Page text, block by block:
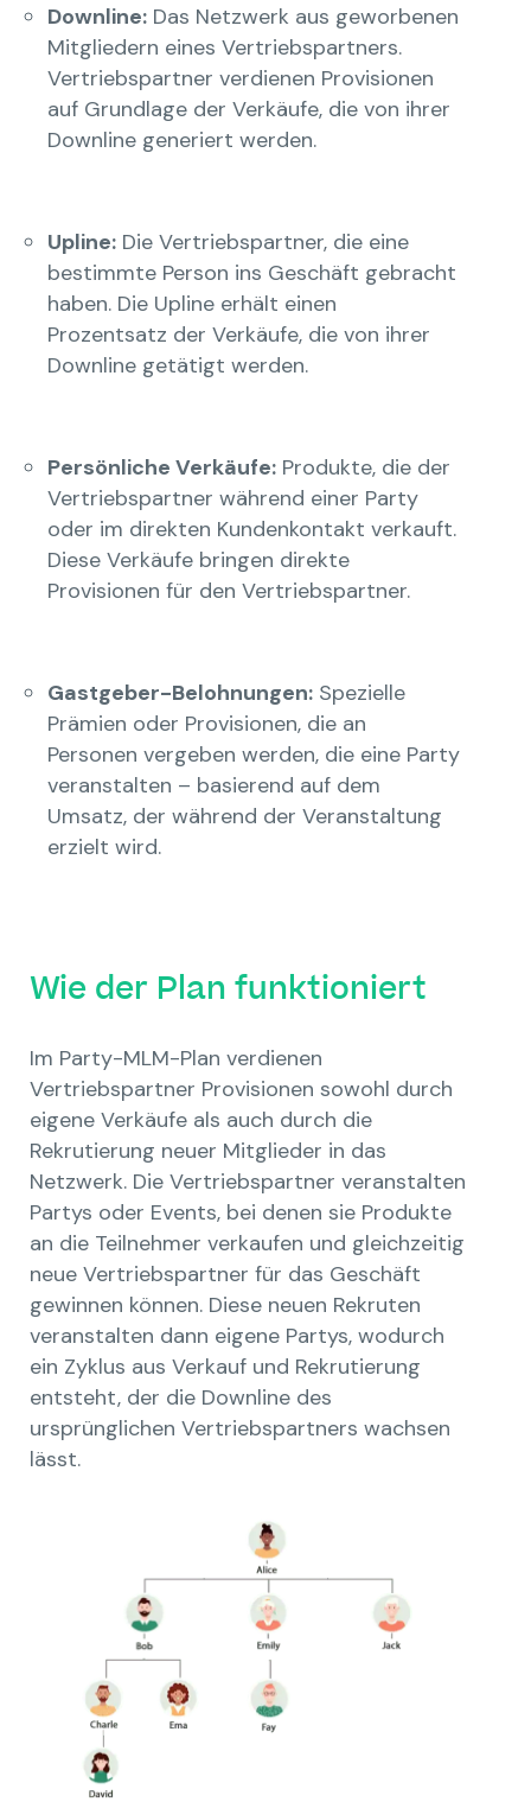
Downline: Das Netzwerk aus geworbenen
Mitgliedern eines Vertriebspartners.
Vertriebspartner verdienen Provisionen
auf Grundlage der Verkäufe, die von ihrer
Downline generiert werden.
Upline: Die Vertriebspartner, die eine
bestimmte Person ins Geschäft gebracht
haben. Die Upline erhält einen
Prozentsatz der Verkäufe, die von ihrer
Downline getätigt werden.
Persönliche Verkäufe: Produkte, die der
Vertriebspartner während einer Party
oder im direkten Kundenkontakt verkauft.
Diese Verkäufe bringen direkte
Provisionen für den Vertriebspartner.
Gastgeber-Belohnungen: Spezielle
Prämien oder Provisionen, die an
Personen vergeben werden, die eine Party
veranstalten – basierend auf dem
Umsatz, der während der Veranstaltung
erzielt wird.
Wie der Plan funktioniert
Im Party-MLM-Plan verdienen
Vertriebspartner Provisionen sowohl durch
eigene Verkäufe als auch durch die
Rekrutierung neuer Mitglieder in das
Netzwerk. Die Vertriebspartner veranstalten
Partys oder Events, bei denen sie Produkte
an die Teilnehmer verkaufen und gleichzeitig
neue Vertriebspartner für das Geschäft
gewinnen können. Diese neuen Rekruten
veranstalten dann eigene Partys, wodurch
ein Zyklus aus Verkauf und Rekrutierung
entsteht, der die Downline des
ursprünglichen Vertriebspartners wachsen
lässt.